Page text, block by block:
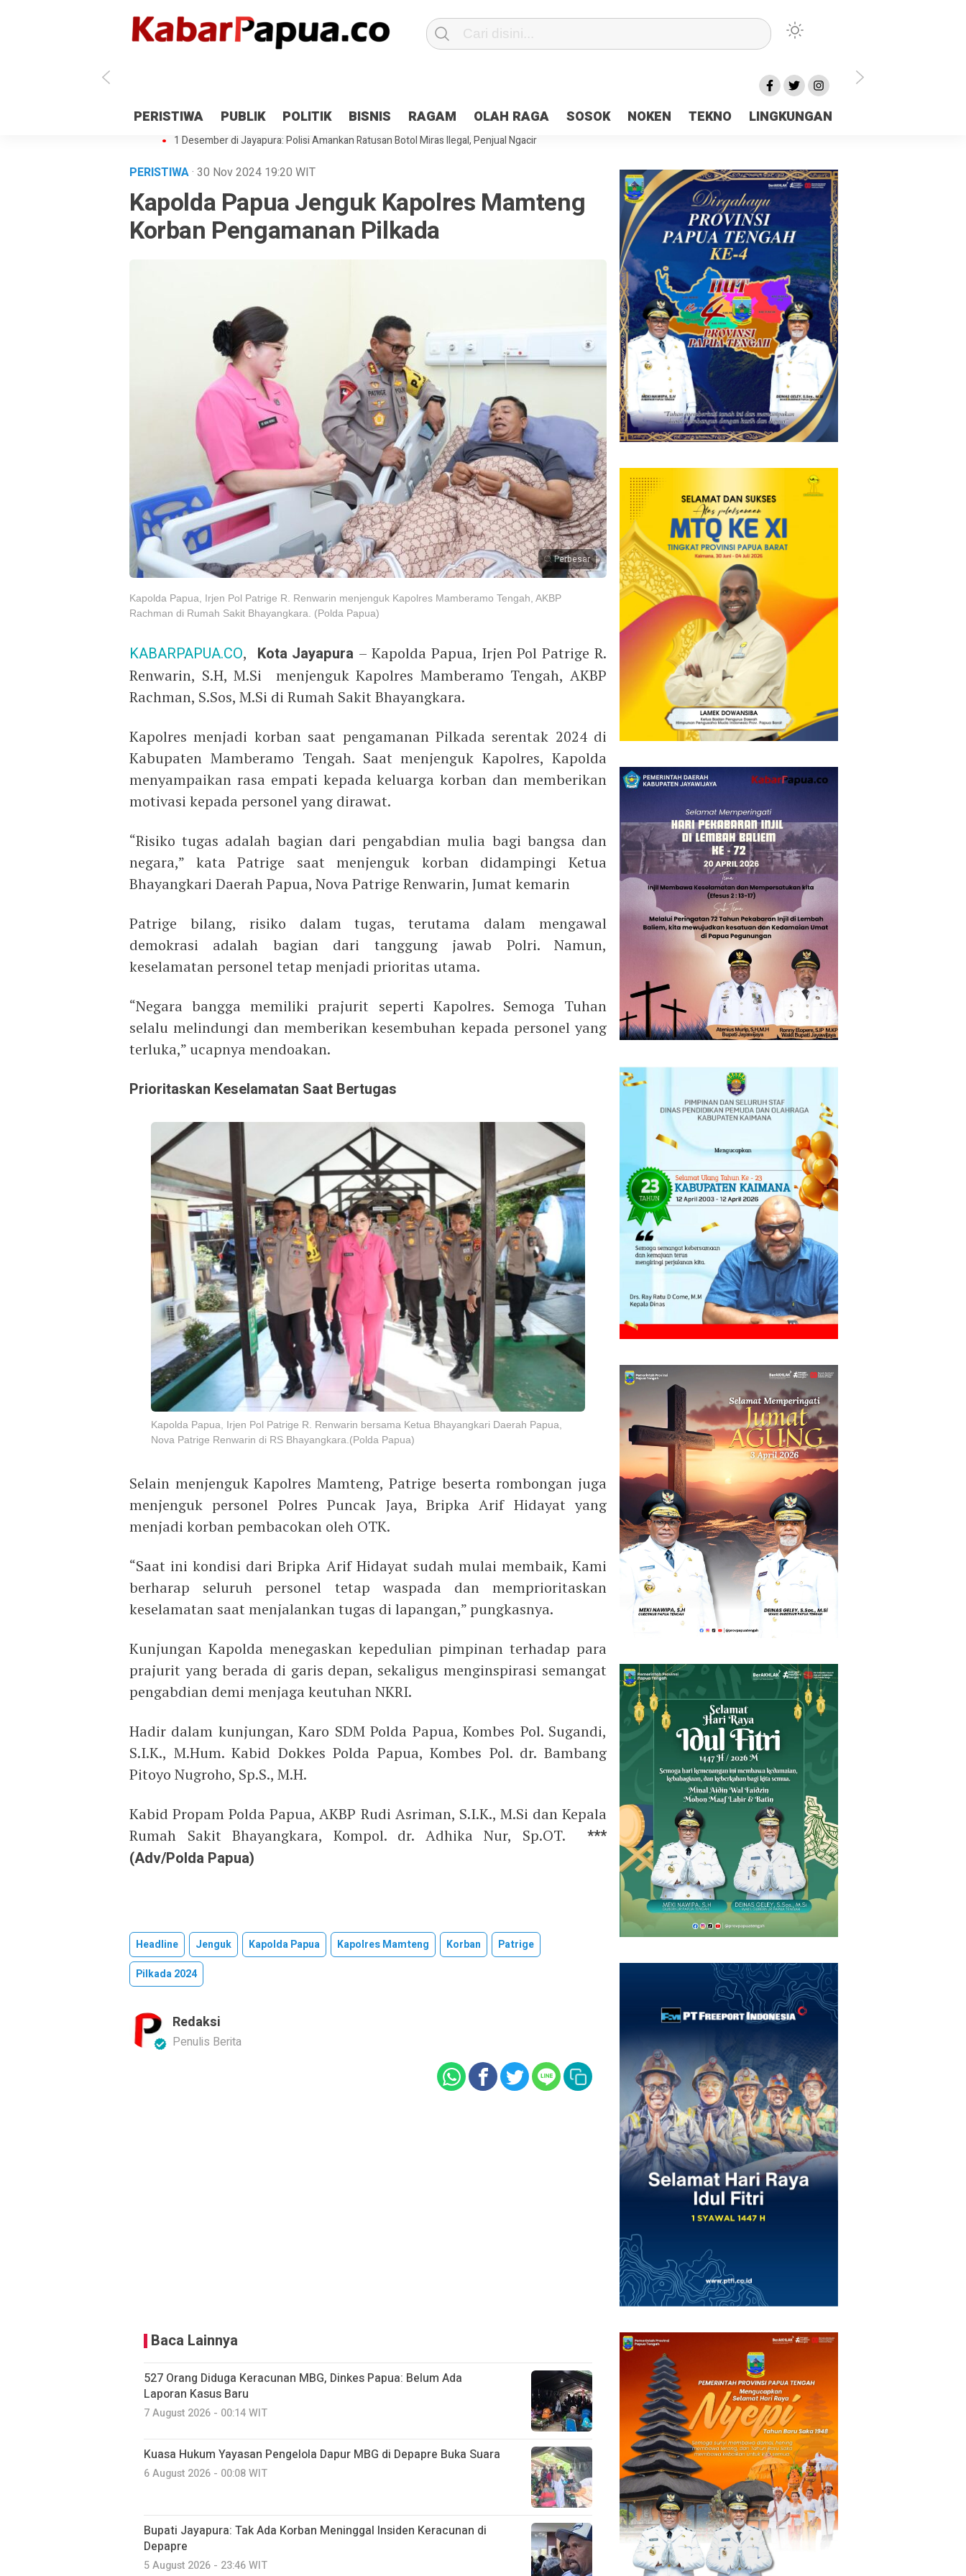
PERISTIWA PUBLIK POLITIK BISNIS RAGAM OLAH RAGA SOSOK NOKEN TEKNO LINGKUNGAN
Antisipasi 1 Desember, TNI Polri Patroli 2×24 jam di Kota Jayapura
Pesan Sejuk Polri di Deklarasi Pemilu Ceria Tanah Papua
Gedung Perpustakaan SMPN 5 Sentani Terbakar
Hibah Pilkada Jayapura Cair 10 Persen, Deposit Kas Daerah Rp23 Miliar Disorot
1 Desember di Jayapura: Polisi Amankan Ratusan Botol Miras Ilegal, Penjual Ngacir
PERISTIWA· 30 Nov 2024 19:20 WIT
Kapolda Papua Jenguk Kapolres Mamteng
Korban Pengamanan Pilkada
Perbesar
Kapolda Papua, Irjen Pol Patrige R. Renwarin menjenguk Kapolres Mamberamo Tengah, AKBP
Rachman di Rumah Sakit Bhayangkara. (Polda Papua)
KABARPAPUA.CO, Kota Jayapura – Kapolda Papua, Irjen Pol Patrige R.
Renwarin, S.H, M.Si menjenguk Kapolres Mamberamo Tengah, AKBP
Rachman, S.Sos, M.Si di Rumah Sakit Bhayangkara.
Kapolres menjadi korban saat pengamanan Pilkada serentak 2024 di
Kabupaten Mamberamo Tengah. Saat menjenguk Kapolres, Kapolda
menyampaikan rasa empati kepada keluarga korban dan memberikan
motivasi kepada personel yang dirawat.
“Risiko tugas adalah bagian dari pengabdian mulia bagi bangsa dan
negara,” kata Patrige saat menjenguk korban didampingi Ketua
Bhayangkari Daerah Papua, Nova Patrige Renwarin, Jumat kemarin
Patrige bilang, risiko dalam tugas, terutama dalam mengawal
demokrasi adalah bagian dari tanggung jawab Polri. Namun,
keselamatan personel tetap menjadi prioritas utama.
“Negara bangga memiliki prajurit seperti Kapolres. Semoga Tuhan
selalu melindungi dan memberikan kesembuhan kepada personel yang
terluka,” ucapnya mendoakan.
Prioritaskan Keselamatan Saat Bertugas
Kapolda Papua, Irjen Pol Patrige R. Renwarin bersama Ketua Bhayangkari Daerah Papua,
Nova Patrige Renwarin di RS Bhayangkara.(Polda Papua)
Selain menjenguk Kapolres Mamteng, Patrige beserta rombongan juga
menjenguk personel Polres Puncak Jaya, Bripka Arif Hidayat yang
menjadi korban pembacokan oleh OTK.
“Saat ini kondisi dari Bripka Arif Hidayat sudah mulai membaik, Kami
berharap seluruh personel tetap waspada dan memprioritaskan
keselamatan saat menjalankan tugas di lapangan,” pungkasnya.
Kunjungan Kapolda menegaskan kepedulian pimpinan terhadap para
prajurit yang berada di garis depan, sekaligus menginspirasi semangat
pengabdian demi menjaga keutuhan NKRI.
Hadir dalam kunjungan, Karo SDM Polda Papua, Kombes Pol. Sugandi,
S.I.K., M.Hum. Kabid Dokkes Polda Papua, Kombes Pol. dr. Bambang
Pitoyo Nugroho, Sp.S., M.H.
Kabid Propam Polda Papua, AKBP Rudi Asriman, S.I.K., M.Si dan Kepala
Rumah Sakit Bhayangkara, Kompol. dr. Adhika Nur, Sp.OT. ***
(Adv/Polda Papua)
Headline Jenguk Kapolda Papua Kapolres Mamteng Korban
Patrige
Pilkada 2024
Redaksi
Penulis Berita
Baca Lainnya
527 Orang Diduga Keracunan MBG, Dinkes Papua: Belum Ada
Laporan Kasus Baru
7 August 2026 - 00:14 WIT
Kuasa Hukum Yayasan Pengelola Dapur MBG di Depapre Buka Suara
6 August 2026 - 00:08 WIT
Bupati Jayapura: Tak Ada Korban Meninggal Insiden Keracunan di
Depapre
5 August 2026 - 23:46 WIT